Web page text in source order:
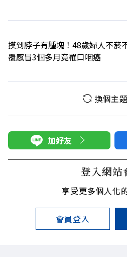
摸到脖子有腫塊！48歲婦人不菸
覆感冒3個多月竟罹口咽癌
換個主
加好友
登入網站
享受更多個人化
會員登入